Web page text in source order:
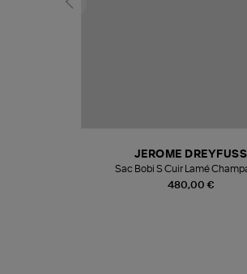
480,00 €
JEROME DREYFUSS
Sac Bobi S Cuir Lamé